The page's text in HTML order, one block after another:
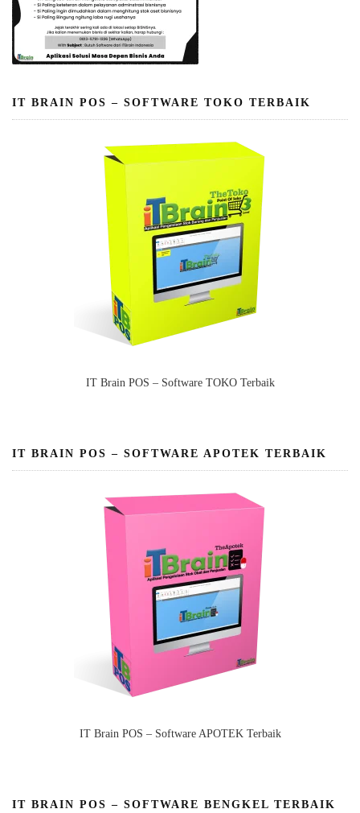
IT BRAIN POS – SOFTWARE TOKO TERBAIK
IT Brain POS – Software TOKO Terbaik
IT BRAIN POS – SOFTWARE APOTEK TERBAIK
IT Brain POS – Software APOTEK Terbaik
IT BRAIN POS – SOFTWARE BENGKEL TERBAIK